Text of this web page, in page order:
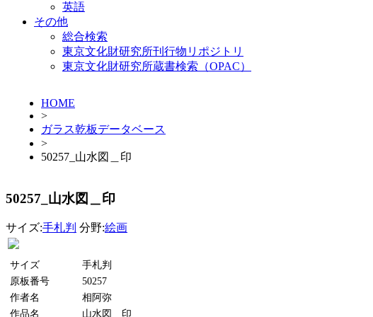
英語
その他
総合検索
東京文化財研究所刊行物リポジトリ
東京文化財研究所蔵書検索（OPAC）
HOME
>
ガラス乾板データベース
>
50257_山水図＿印
50257_山水図＿印
サイズ:手札判 分野:絵画
サイズ
手札判
原板番号
50257
作者名
相阿弥
作品名
山水図＿印